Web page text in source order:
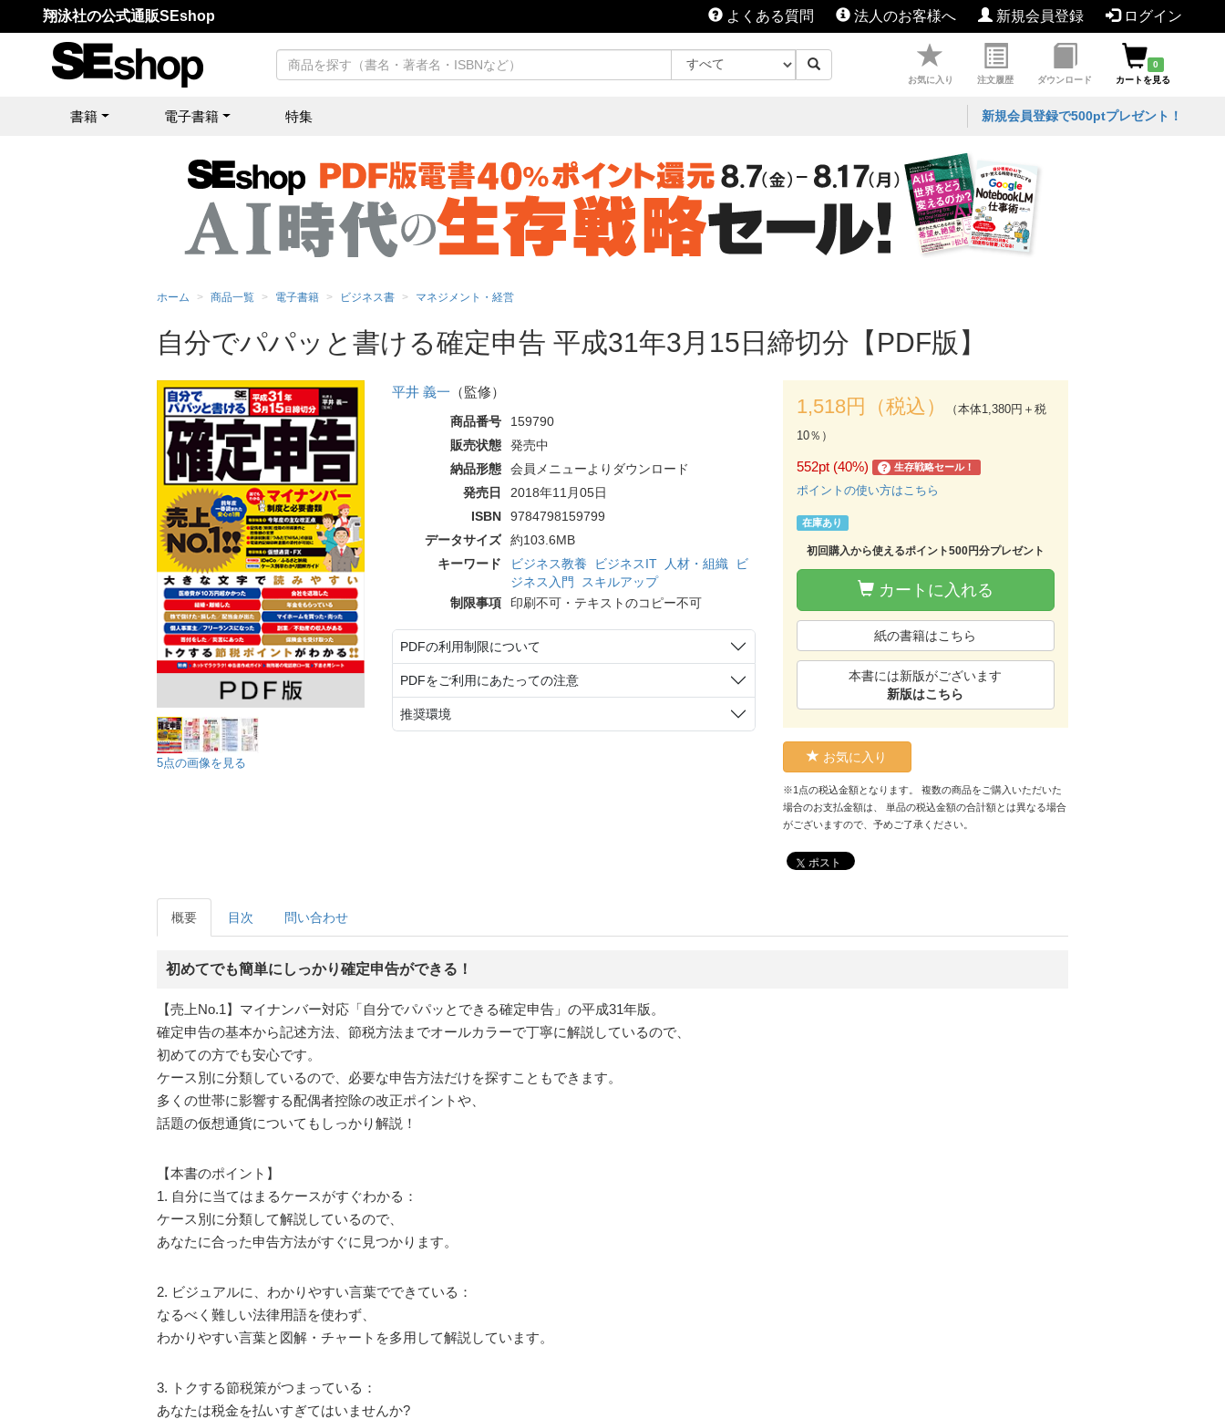
翔泳社の公式通販SEshop よくある質問 法人のお客様へ 新規会員登録 ログイン
お気に入り 注文履歴 ダウンロード
0
カートを見る
書籍 電子書籍 特集 新規会員登録で500ptプレゼント！
ホーム 商品一覧 電子書籍 ビジネス書 マネジメント・経営
自分でパパッと書ける確定申告 平成31年3月15日締切分【PDF版】
5点の画像を見る
平井 義一 （監修）
商品番号
159790
販売状態
発売中
納品形態
会員メニューよりダウンロード
発売日
2018年11月05日
ISBN
9784798159799
データサイズ
約103.6MB
キーワード
ビジネス教養 ビジネスIT 人材・組織
ビ
ジネス入門
スキルアップ
制限事項
印刷不可・テキストのコピー不可
PDFの利用制限について
PDFをご利用にあたっての注意
推奨環境
1,518円（税込）
（本体1,380円＋税
10％）
552pt (40%) ? 生存戦略セール！
ポイントの使い方はこちら
在庫あり
初回購入から使えるポイント500円分プレゼント
カートに入れる
紙の書籍はこちら
本書には新版がございます
新版はこちら
お気に入り
※1点の税込金額となります。 複数の商品をご購入いただいた
場合のお支払金額は、 単品の税込金額の合計額とは異なる場合
がございますので、予めご了承ください。
ポスト
概要 目次 問い合わせ
初めてでも簡単にしっかり確定申告ができる！
【売上No.1】マイナンバー対応「自分でパパッとできる確定申告」の平成31年版。
確定申告の基本から記述方法、節税方法までオールカラーで丁寧に解説しているので、
初めての方でも安心です。
ケース別に分類しているので、必要な申告方法だけを探すこともできます。
多くの世帯に影響する配偶者控除の改正ポイントや、
話題の仮想通貨についてもしっかり解説！
【本書のポイント】
1. 自分に当てはまるケースがすぐわかる：
ケース別に分類して解説しているので、
あなたに合った申告方法がすぐに見つかります。
2. ビジュアルに、わかりやすい言葉でできている：
なるべく難しい法律用語を使わず、
わかりやすい言葉と図解・チャートを多用して解説しています。
3. トクする節税策がつまっている：
あなたは税金を払いすぎてはいませんか?